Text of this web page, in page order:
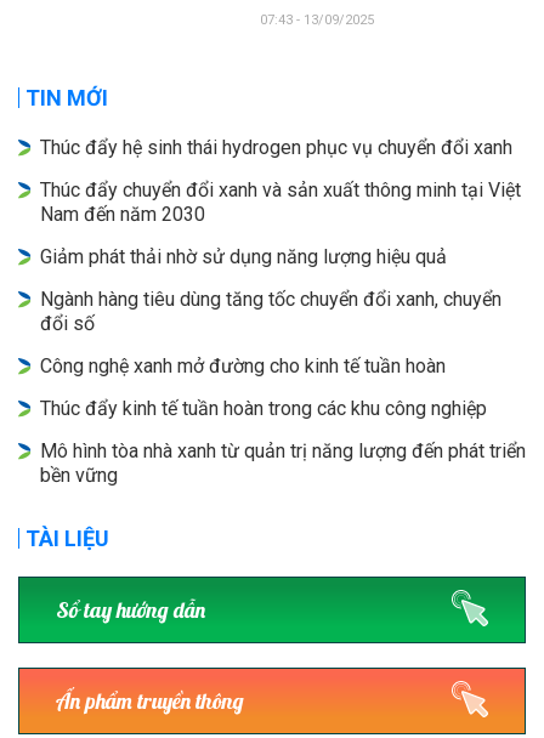
07:43 - 13/09/2025
TIN MỚI
Thúc đẩy hệ sinh thái hydrogen phục vụ chuyển đổi xanh
Thúc đẩy chuyển đổi xanh và sản xuất thông minh tại Việt
Nam đến năm 2030
Giảm phát thải nhờ sử dụng năng lượng hiệu quả
Ngành hàng tiêu dùng tăng tốc chuyển đổi xanh, chuyển
đổi số
Công nghệ xanh mở đường cho kinh tế tuần hoàn
Thúc đẩy kinh tế tuần hoàn trong các khu công nghiệp
Mô hình tòa nhà xanh từ quản trị năng lượng đến phát triển
bền vững
TÀI LIỆU
Sổ tay hướng dẫn
Ấn phẩm truyền thông